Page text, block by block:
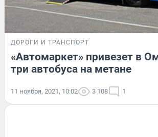
ДОРОГИ И ТРАНСПОРТ
«Автомаркет» привезет в
три автобуса на метане
11 ноября, 2021, 10:02 3 108 1